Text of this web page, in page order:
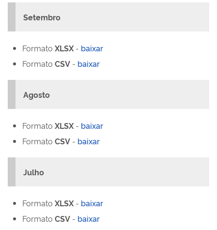
Setembro
Formato XLSX - baixar
Formato CSV - baixar
Agosto
Formato XLSX - baixar
Formato CSV - baixar
Julho
Formato XLSX - baixar
Formato CSV - baixar